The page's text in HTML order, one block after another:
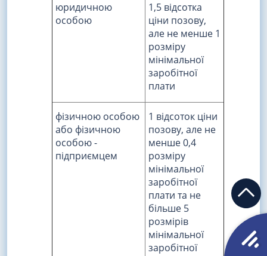
юридичною
особою
1,5 відсотка
ціни позову,
але не менше 1
розміру
мінімальної
заробітної
плати
фізичною особою
або фізичною
особою -
підприємцем
1 відсоток ціни
позову, але не
менше 0,4
розміру
мінімальної
заробітної
плати та не
більше 5
розмірів
мінімальної
заробітної